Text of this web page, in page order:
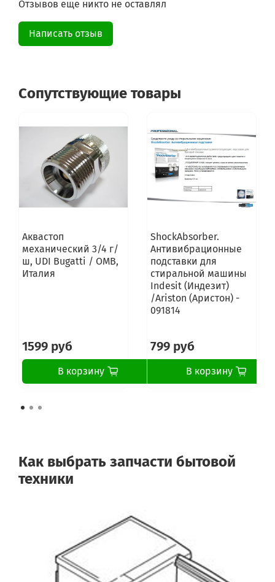
Отзывов еще никто не оставлял
Написать отзыв
Сопутствующие товары
Аквастоп
механический 3/4 г/
ш, UDI Bugatti / OMB,
Италия
1599 руб
В корзину
ShockAbsorber.
Антивибрационные
подставки для
стиральной машины
Indesit (Индезит)
/Ariston (Аристон) -
091814
799 руб
В корзину
Как выбрать запчасти бытовой
техники